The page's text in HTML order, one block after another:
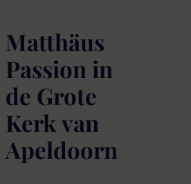
Matthäus
Passion in
de Grote
Kerk van
Apeldoorn